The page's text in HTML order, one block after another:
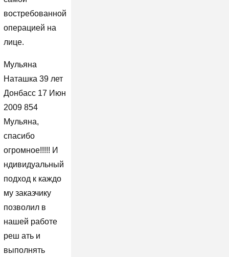
востребованной
операцией на
лице.
Мульяна
Наташка 39 лет
Донбасс 17 Июн
2009 854
Мульяна,
спасибо
огромное!!!!! И
ндивидуальный
подход к каждо
му заказчику
позволил в
нашей работе
реш ать и
выполнять